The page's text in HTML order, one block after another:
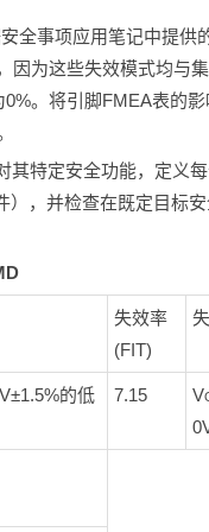
全事项应用笔记中提供
为这些失效模式均与
。将引脚FMEA表的
特定安全功能，定义
，并检查在既定目标
失效率
(FIT)
的低
7.15 V